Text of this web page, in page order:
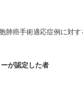
癌手術適応症例に対
が認定した者